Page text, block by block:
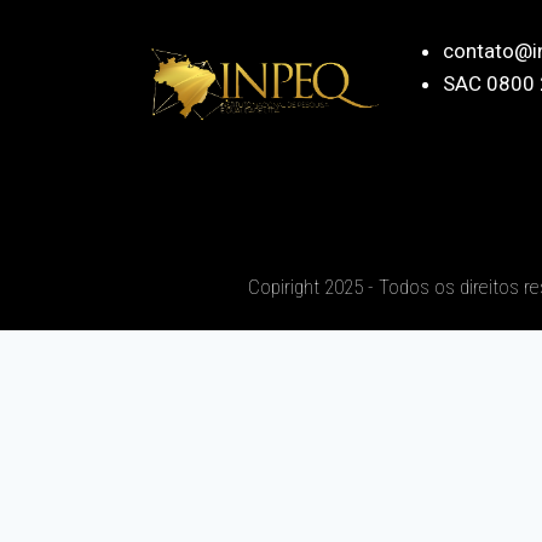
SAC
Copiright 2025 - Todos os direitos